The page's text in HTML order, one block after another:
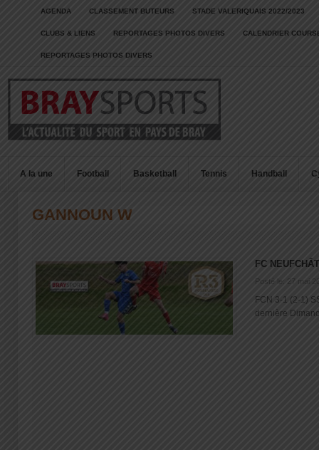
AGENDA CLASSEMENT BUTEURS STADE VALERIQUAIS 2022/2023
CLUBS & LIENS REPORTAGES PHOTOS DIVERS CALENDRIER
REPORTAGES PHOTOS DIVERS
A la une Football Basketball Tennis Handball
GANNOUN W
FC
Posté le: 27 mai
FCN 3-1 (2-1)
dernière